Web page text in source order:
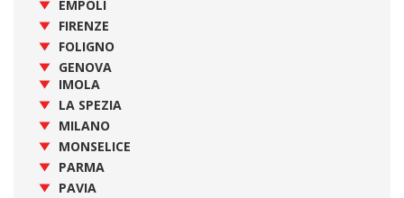
EMPOLI
FIRENZE
FOLIGNO
GENOVA
IMOLA
LA SPEZIA
MILANO
MONSELICE
PARMA
PAVIA